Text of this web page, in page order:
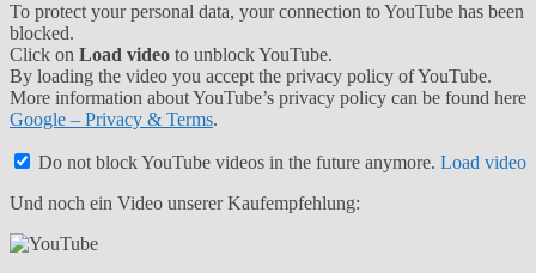
To protect your personal data, your connection to YouTube has been
blocked.
Click on Load video to unblock YouTube.
By loading the video you accept the privacy policy of YouTube.
More information about YouTube’s privacy policy can be found here
Google – Privacy & Terms.
Do not block YouTube videos in the future anymore. Load video
Und noch ein Video unserer Kaufempfehlung: